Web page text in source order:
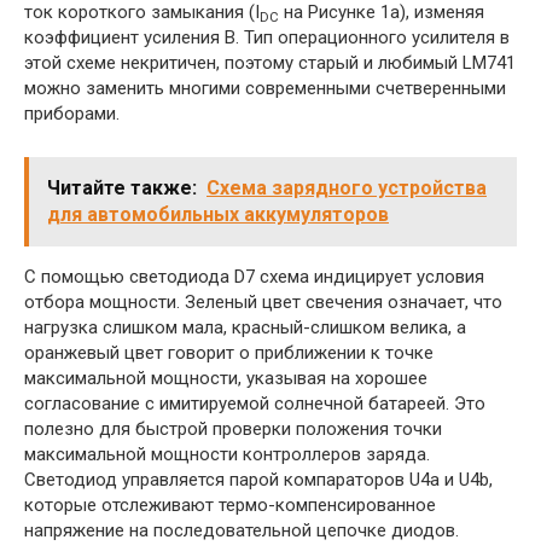
ток короткого замыкания (IDC на Рисунке 1а), изменяя
коэффициент усиления В. Тип операционного усилителя в
этой схеме некритичен, поэтому старый и любимый LM741
можно заменить многими современными счетверенными
приборами.
Читайте также: Схема зарядного устройства
для автомобильных аккумуляторов
С помощью светодиода D7 схема индицирует условия
отбора мощности. Зеленый цвет свечения означает, что
нагрузка слишком мала, красный-слишком велика, а
оранжевый цвет говорит о приближении к точке
максимальной мощности, указывая на хорошее
согласование с имитируемой солнечной батареей. Это
полезно для быстрой проверки положения точки
максимальной мощности контроллеров заряда.
Светодиод управляется парой компараторов U4a и U4b,
которые отслеживают термо-компенсированное
напряжение на последовательной цепочке диодов.